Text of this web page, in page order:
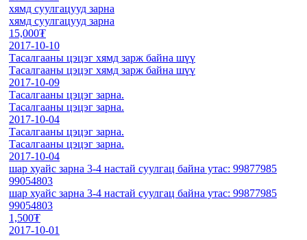
хямд суулгацууд зарна
хямд суулгацууд зарна
15,000₮
2017-10-10
Тасалгааны цэцэг хямд зарж байна шүү
Тасалгааны цэцэг хямд зарж байна шүү
2017-10-09
Тасалгааны цэцэг зарна.
Тасалгааны цэцэг зарна.
2017-10-04
Тасалгааны цэцэг зарна.
Тасалгааны цэцэг зарна.
2017-10-04
шар хуайс зарна 3-4 настай суулгац байна утас: 99877985
99054803
шар хуайс зарна 3-4 настай суулгац байна утас: 99877985
99054803
1,500₮
2017-10-01